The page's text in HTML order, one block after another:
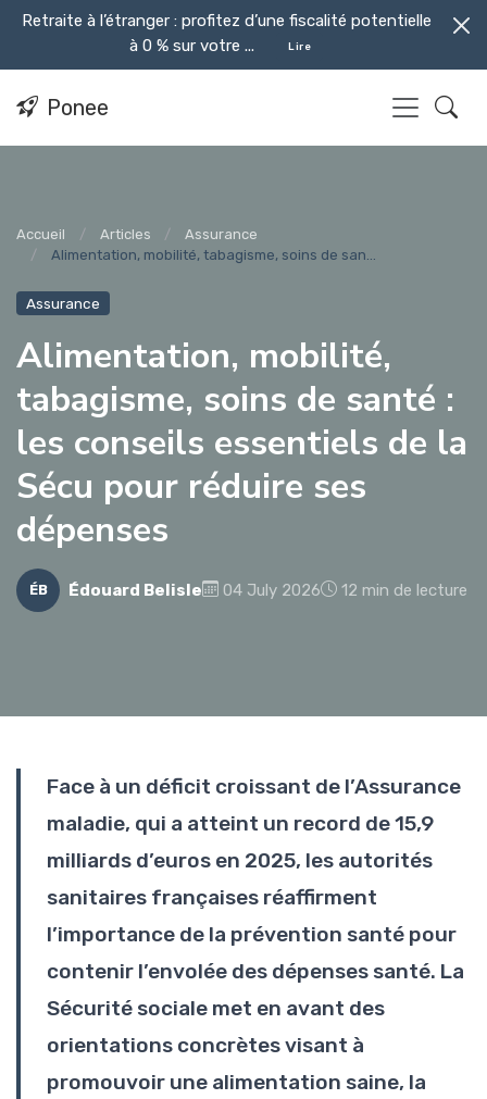
Retraite à l’étranger : profitez d’une fiscalité potentielle
à 0 % sur votre ...
Lire
Ponee
Accueil Articles
Assurance
Alimentation, mobilité, tabagisme, soins de san...
Assurance
Alimentation, mobilité,
tabagisme, soins de santé :
les conseils essentiels de la
Sécu pour réduire ses
dépenses
ÉB Édouard Belisle 04 July 2026 12 min de lecture
Face à un déficit croissant de l’Assurance
maladie, qui a atteint un record de 15,9
milliards d’euros en 2025, les autorités
sanitaires françaises réaffirment
l’importance de la prévention santé pour
contenir l’envolée des dépenses santé. La
Sécurité sociale met en avant des
orientations concrètes visant à
promouvoir une alimentation saine, la